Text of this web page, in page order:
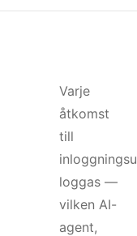
Varje
åtkomst
till
loggas —
vilken AI-
agent,